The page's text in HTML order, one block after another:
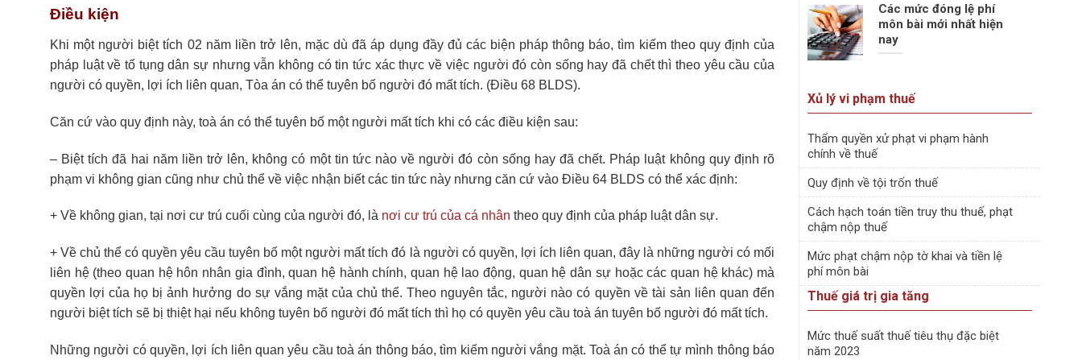
Điều kiện
Khi một người biệt tích 02 năm liền trở lên, mặc dù đã áp dụng đầy đủ các biện pháp thông báo, tìm kiếm theo quy định của
pháp luật về tố tụng dân sự nhưng vẫn không có tin tức xác thực về việc người đó còn sống hay đã chết thì theo yêu cầu của
người có quyền, lợi ích liên quan, Tòa án có thể tuyên bố người đó mất tích. (Điều 68 BLDS).
Căn cứ vào quy định này, toà án có thể tuyên bố một người mất tích khi có các điều kiện sau:
– Biệt tích đã hai năm liền trở lên, không có một tin tức nào về người đó còn sống hay đã chết. Pháp luật không quy định rõ
phạm vi không gian cũng như chủ thể về việc nhận biết các tin tức này nhưng căn cứ vào Điều 64 BLDS có thể xác định:
+ Về không gian, tại nơi cư trú cuối cùng của người đó, là nơi cư trú của cá nhân theo quy định của pháp luật dân sự.
+ Về chủ thể có quyền yêu cầu tuyên bố một người mất tích đó là người có quyền, lợi ích liên quan, đây là những người có mối
liên hệ (theo quan hệ hôn nhân gia đình, quan hệ hành chính, quan hệ lao động, quan hệ dân sự hoặc các quan hệ khác) mà
quyền lợi của họ bị ảnh hưởng do sự vắng mặt của chủ thể. Theo nguyên tắc, người nào có quyền về tài sản liên quan đến
người biệt tích sẽ bị thiệt hại nếu không tuyên bố người đó mất tích thì họ có quyền yêu cầu toà án tuyên bố người đó mất tích.
Những người có quyền, lợi ích liên quan yêu cầu toà án thông báo, tìm kiếm người vắng mặt. Toà án có thể tự mình thông báo
Các mức đóng lệ phí
môn bài mới nhất hiện
nay
Xủ lý vi phạm thuế
Thẩm quyền xử phạt vi phạm hành
chính về thuế
Quy định về tội trốn thuế
Cách hạch toán tiền truy thu thuế, phạt
chậm nộp thuế
Mức phạt chậm nộp tờ khai và tiền lệ
phí môn bài
Thuế giá trị gia tăng
Mức thuế suất thuế tiêu thụ đặc biệt
năm 2023